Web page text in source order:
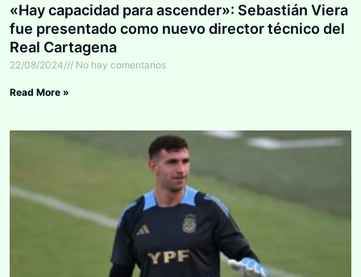
«Hay capacidad para ascender»: Sebastián Viera
fue presentado como nuevo director técnico del
Real Cartagena
22/08/2024 No hay comentarios
Read More »